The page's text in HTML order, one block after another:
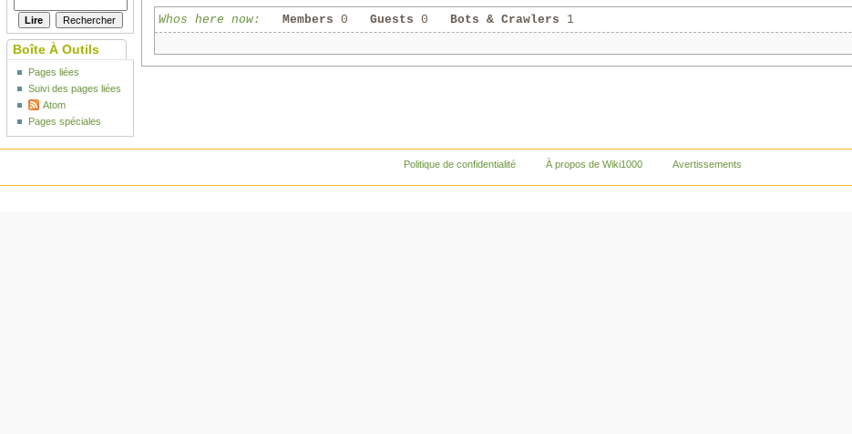
Whos here now: Members 0 Guests 0 Bots & Crawlers 1
Boîte À Outils
Pages liées
Suivi des pages liées
Atom
Pages spéciales
Politique de confidentialité À propos de Wiki1000 Avertissements